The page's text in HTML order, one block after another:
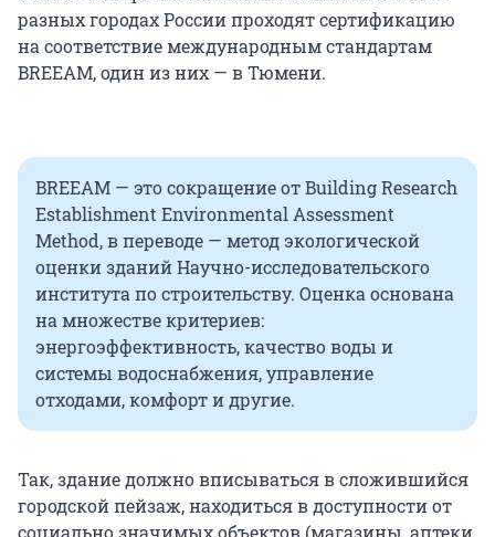
разных городах России проходят сертификацию
на соответствие международным стандартам
BREЕAM, один из них — в Тюмени.
BREEAM — это сокращение от Building Research
Establishment Environmental Assessment
Method, в переводе — метод экологической
оценки зданий Научно-исследовательского
института по строительству. Оценка основана
на множестве критериев:
энергоэффективность, качество воды и
системы водоснабжения, управление
отходами, комфорт и другие.
Так, здание должно вписываться в сложившийся
городской пейзаж, находиться в доступности от
социально значимых объектов (магазины, аптеки,